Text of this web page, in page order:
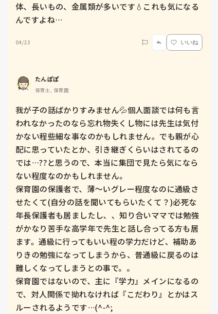
体、長いもの、金属類が多いです💧これも気になる
んですよね…
04/23 いいね
たんぽぽ
保育士, 保育園
我が子の話ばかりすみません💦個人面談では何も言
われなかったのなら忘れ物失くし物には先生は気付
かない程些細な事なのかもしれません。でも親が心
配に思っていたとか、引き継ぎくらいはされてるの
では…??と思うので、本当に集団で見たら気になら
ない程度なのかもしれません。
保育園の保護者で、薄～いグレー程度なのに通級さ
せたくて(自分の話を聞いてもらいたくて？)必死な
年長保護者も居ましたし、、知り合いママでは勉強
がかなり苦手な高学年で先生と話し合ってる方も居
ます。通級に行ってもいい程の学力だけど、補助あ
りきの勉強になってしまうから、普通級に戻るのは
難しくなってしまうとの事で。。
保育園ではないので、主に『学力』メインになるの
で、対人関係で拗れなければ『こだわり』とかはス
ルーされるようです…(^-^;